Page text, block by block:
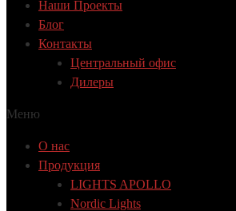
Наши Проекты
Блог
Контакты
Центральный офис
Дилеры
Меню
О нас
Продукция
LIGHTS APOLLO
Nordic Lights